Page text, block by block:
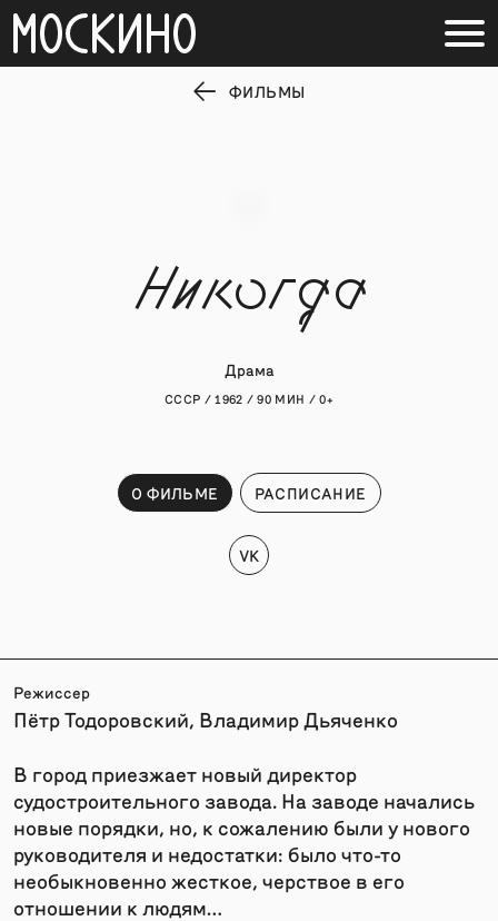
ФИЛЬМЫ
Никогда
Драма
СССР / 1962 / 90 МИН / 0+
О ФИЛЬМЕ РАСПИСАНИЕ
VK
Режиссер
Пётр Тодоровский, Владимир Дьяченко
В город приезжает новый директор
судостроительного завода. На заводе начались
новые порядки, но, к сожалению были у нового
руководителя и недостатки: было что-то
необыкновенно жесткое, черствое в его
отношении к людям…